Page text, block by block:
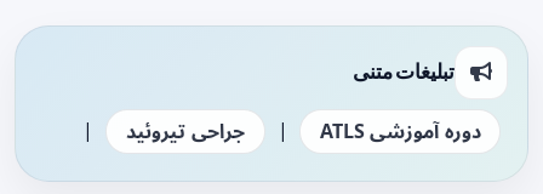
تبلیغات متنی
دوره آموزشی ATLS | جراحی تیروئید |